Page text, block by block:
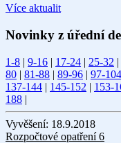
Více aktualit
Novinky z úřední
1-8 | 9-16 | 17-24 | 25-32 |
80 | 81-88 | 89-96 | 97-104
137-144 | 145-152 | 153-
188 |
Vyvěšení: 18.9.2018
Rozpočtové opatření 6